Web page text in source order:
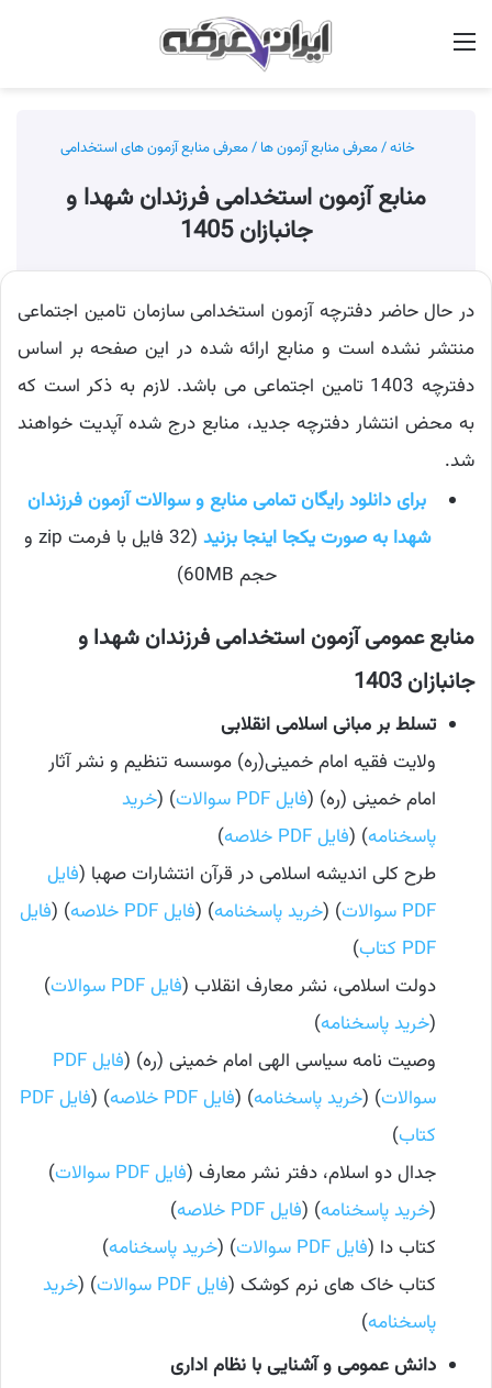
خانه/معرفی منابع آزمون ها /معرفی منابع آزمون های استخدامی
منابع آزمون استخدامی فرزندان شهدا و
جانبازان 1405
در حال حاضر دفترچه آزمون استخدامی سازمان تامین اجتماعی
منتشر نشده است و منابع ارائه شده در این صفحه بر اساس
دفترچه 1403 تامین اجتماعی می باشد. لازم به ذکر است که
به محض انتشار دفترچه جدید، منابع درج شده آپدیت خواهند
شد.
برای دانلود رایگان تمامی منابع و سوالات آزمون فرزندان
شهدا به صورت یکجا اینجا بزنید
(32 فایل با فرمت zip و
حجم 60MB)
منابع عمومی آزمون استخدامی فرزندان شهدا و
جانبازان 1403
تسلط بر مبانی اسلامی انقلابی
ولایت فقیه امام خمینی(ره) موسسه تنظیم و نشر آثار
امام خمینی (ره) (فایل PDF سوالات ) (خرید
پاسخنامه) (فایل PDF خلاصه
)
طرح کلی اندیشه اسلامی در قرآن انتشارات صهبا (فایل
PDF سوالات
) (خرید پاسخنامه) (فایل PDF خلاصه ) (فایل
PDF کتاب
)
دولت اسلامی، نشر معارف انقلاب (فایل PDF سوالات
)
(خرید پاسخنامه)
وصیت نامه سیاسی الهی امام خمینی (ره) (
فایل PDF
سوالات) (خرید پاسخنامه) (فایل PDF خلاصه ) (
فایل PDF
کتاب)
جدال دو اسلام، دفتر نشر معارف (فایل PDF سوالات
)
(خرید پاسخنامه) (فایل PDF خلاصه
)
کتاب دا (فایل PDF سوالات ) (خرید پاسخنامه)
کتاب خاک های نرم کوشک (فایل PDF سوالات ) (خرید
پاسخنامه)
دانش عمومی و آشنایی با نظام اداری